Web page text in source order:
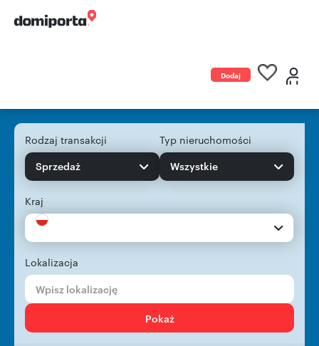
Dodaj
Rodzaj transakcji
Sprzedaż
Typ nieruchomości
Wszystkie
Kraj
Lokalizacja
Pokaż